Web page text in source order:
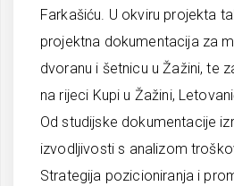
Farkašiću. U okviru projekta
projektna dokumentacija za
dvoranu i šetnicu u Žažini, te
na rijeci Kupi u Žažini,
Od studijske dokumentacije
izvodljivosti s analizom
Strategija pozicioniranja i